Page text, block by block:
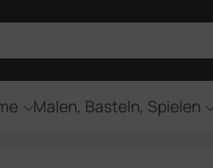
Malen, Basteln, Spielen